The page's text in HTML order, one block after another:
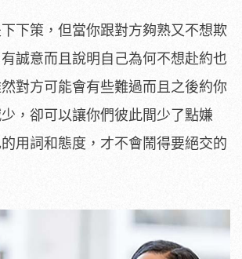
下策，但當你跟對方夠熟又不想欺
誠意而且說明自己為何不想赴約也
對方可能會有些難過而且之後約你
，卻可以讓你們彼此間少了點嫌
用詞和態度，才不會鬧得要絕交的